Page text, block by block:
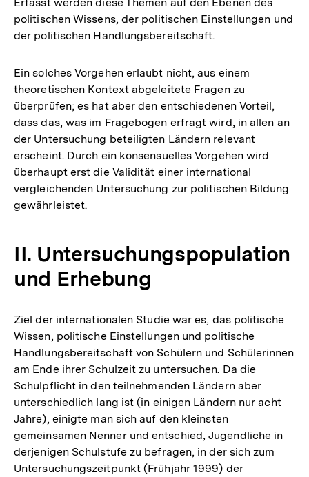
politischen Wissens, der politischen Einstellungen und
der politischen Handlungsbereitschaft.
Ein solches Vorgehen erlaubt nicht, aus einem
theoretischen Kontext abgeleitete Fragen zu
überprüfen; es hat aber den entschiedenen Vorteil,
dass das, was im Fragebogen erfragt wird, in allen an
der Untersuchung beteiligten Ländern relevant
erscheint. Durch ein konsensuelles Vorgehen wird
überhaupt erst die Validität einer international
vergleichenden Untersuchung zur politischen Bildung
gewährleistet.
II. Untersuchungspopulation
und Erhebung
Ziel der internationalen Studie war es, das politische
Wissen, politische Einstellungen und politische
Handlungsbereitschaft von Schülern und Schülerinnen
am Ende ihrer Schulzeit zu untersuchen. Da die
Schulpflicht in den teilnehmenden Ländern aber
unterschiedlich lang ist (in einigen Ländern nur acht
Jahre), einigte man sich auf den kleinsten
gemeinsamen Nenner und entschied, Jugendliche in
derjenigen Schulstufe zu befragen, in der sich zum
Untersuchungszeitpunkt (Frühjahr 1999) der